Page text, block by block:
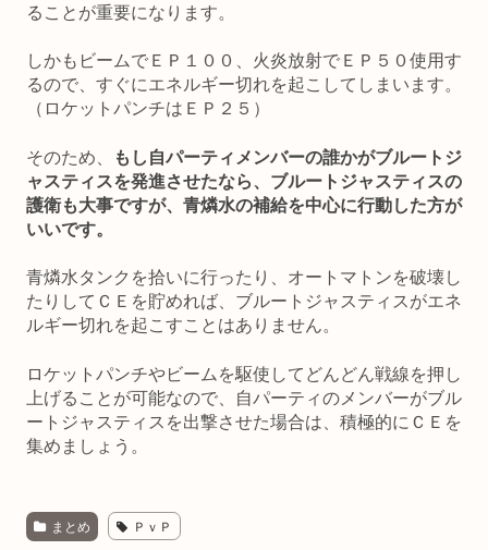
ることが重要になります。
しかもビームでＥＰ１００、火炎放射でＥＰ５０使用す
るので、すぐにエネルギー切れを起こしてしまいます。
（ロケットパンチはＥＰ２５）
そのため、
もし自パーティメンバーの誰かがブルートジ
ャスティスを発進させたなら、ブルートジャスティスの
護衛も大事ですが、青燐水の補給を中心に行動した方が
いいです。
青燐水タンクを拾いに行ったり、オートマトンを破壊し
たりしてＣＥを貯めれば、ブルートジャスティスがエネ
ルギー切れを起こすことはありません。
ロケットパンチやビームを駆使してどんどん戦線を押し
上げることが可能なので、自パーティのメンバーがブル
ートジャスティスを出撃させた場合は、積極的にＣＥを
集めましょう。
まとめ ＰｖＰ